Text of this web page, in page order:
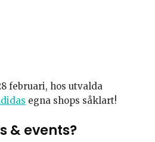
februari, hos utvalda
egna shops såklart!
& events?